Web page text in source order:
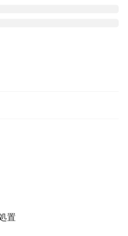
サルティング業界大手　シ
式会社のヘルスケア事業
施設を運営しています。
医療機関とのパートナーシ
ループがもつノウハウを
料老人ホーム等の開設・運
ております。
「１年間365日同じ質と量
心してお過ごし頂くために
でも迅速に対応できるよう
ができるように、個々のニ
置